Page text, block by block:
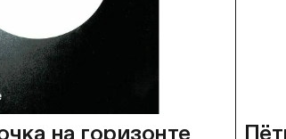
на горизонте